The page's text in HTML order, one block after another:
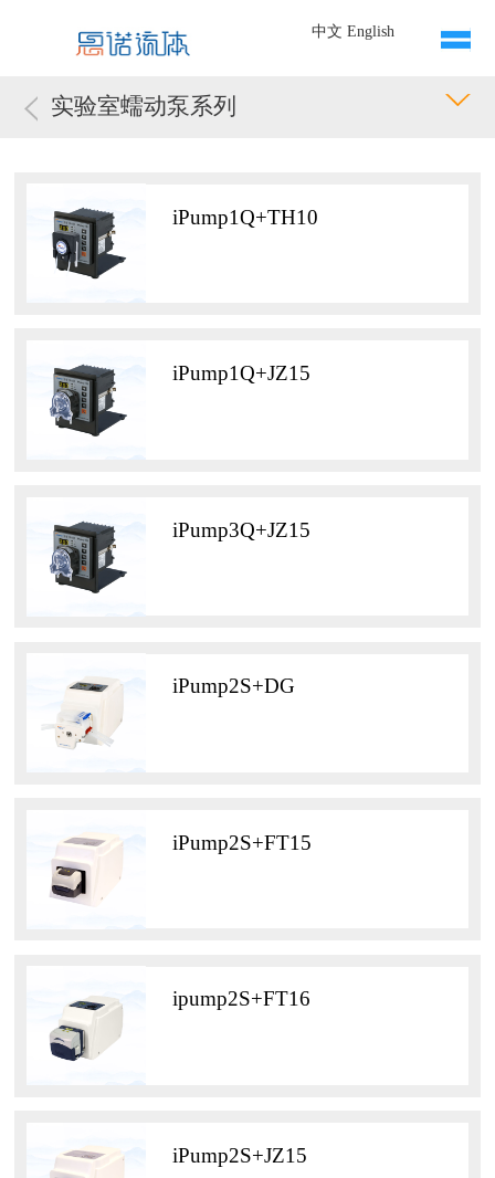
中文 English
实验室蠕动泵系列
iPump1Q+TH10
iPump1Q+JZ15
iPump3Q+JZ15
iPump2S+DG
iPump2S+FT15
ipump2S+FT16
iPump2S+JZ15